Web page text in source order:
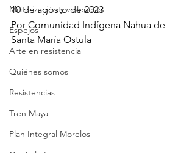
Militarización y violencias
Espejos
Arte en resistencia
Quiénes somos
Resistencias
Tren Maya
Plan Integral Morelos
10 de agosto de 2023
Por Comunidad Indígena Nahua de
Santa María Ostula